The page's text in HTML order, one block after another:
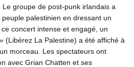
. Le groupe de post-punk irlandais a
palestinien en dressant un
concert intense et engagé, un
(Libérez La Palestine) a été affiché à
morceau. Les spectateurs ont
avec Grian Chatten et ses